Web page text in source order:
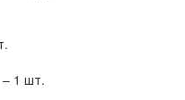
– 1 шт.